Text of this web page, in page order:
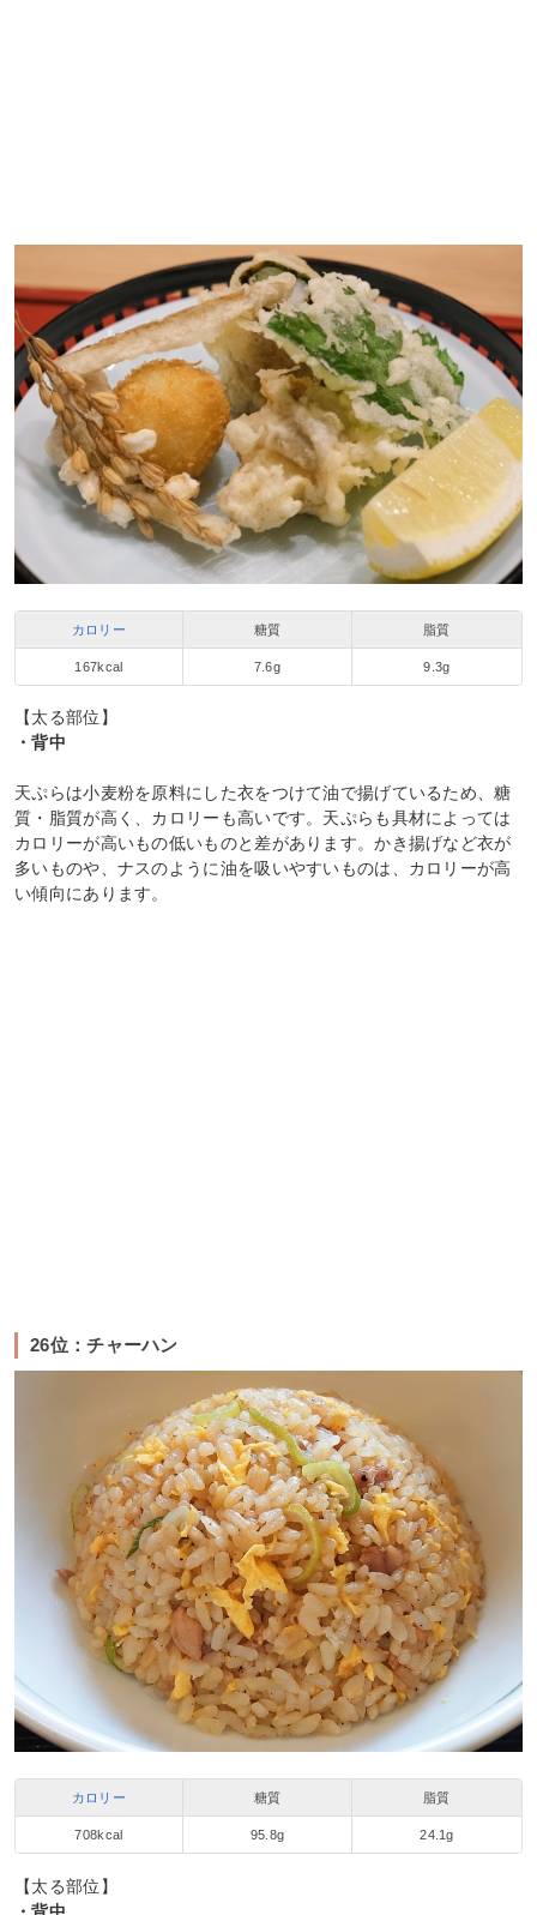
カロリー 糖質 脂質
167kcal 7.6g 9.3g
【太る部位】
・背中
天ぷらは小麦粉を原料にした衣をつけて油で揚げているため、糖
質・脂質が高く、カロリーも高いです。天ぷらも具材によっては
カロリーが高いもの低いものと差があります。かき揚げなど衣が
多いものや、ナスのように油を吸いやすいものは、カロリーが高
い傾向にあります。
26位：チャーハン
カロリー 糖質 脂質
708kcal 95.8g 24.1g
【太る部位】
・背中